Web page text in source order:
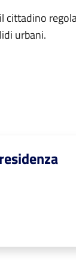
cittadino
urbani.